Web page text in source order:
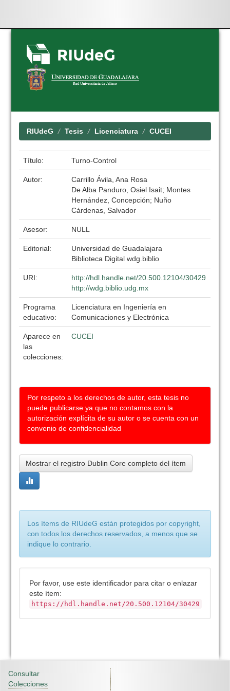
Skip
navigation
RIUdeG Tesis Licenciatura CUCEI
Título: Turno-Control
Autor:
Carrillo Ávila, Ana Rosa
De Alba Panduro, Osiel Isait; Montes
Hernández, Concepción; Nuño
Cárdenas, Salvador
Asesor: NULL
Editorial:
Universidad de Guadalajara
Biblioteca Digital wdg.biblio
URI:
http://hdl.handle.net/20.500.12104/30429
http://wdg.biblio.udg.mx
Programa
educativo:
Licenciatura en Ingeniería en
Comunicaciones y Electrónica
Aparece en
las
colecciones:
CUCEI
Por respeto a los derechos de autor, esta tesis no
puede publicarse ya que no contamos con la
autorización explícita de su autor o se cuenta con un
convenio de confidencialidad
Mostrar el registro Dublin Core completo del ítem
Los ítems de RIUdeG están protegidos por copyright,
con todos los derechos reservados, a menos que se
indique lo contrario.
Por favor, use este identificador para citar o enlazar
este ítem:
https://hdl.handle.net/20.500.12104/30429
Consultar
Colecciones